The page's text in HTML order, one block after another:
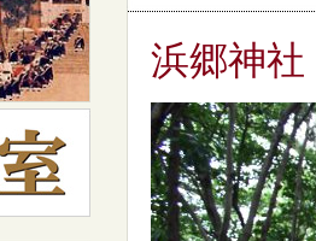
浜郷神社